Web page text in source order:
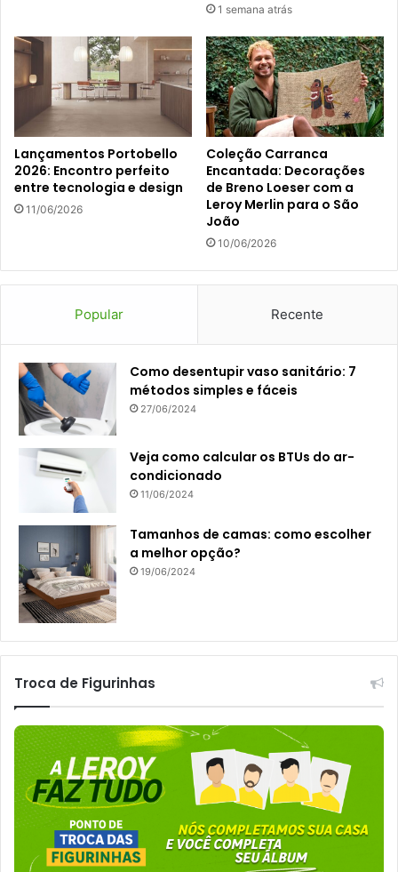
1 semana atrás
Lançamentos Portobello
2026: Encontro perfeito
entre tecnologia e design
11/06/2026
Coleção Carranca
Encantada: Decorações
de Breno Loeser com a
Leroy Merlin para o São
João
10/06/2026
Popular Recente
Como desentupir vaso sanitário: 7
métodos simples e fáceis
27/06/2024
Veja como calcular os BTUs do ar-
condicionado
11/06/2024
Tamanhos de camas: como escolher
a melhor opção?
19/06/2024
Troca de Figurinhas